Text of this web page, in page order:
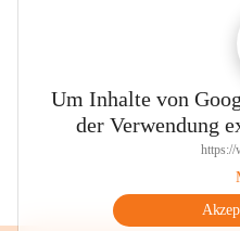
Um Inhalte von
der Verwendung
https://